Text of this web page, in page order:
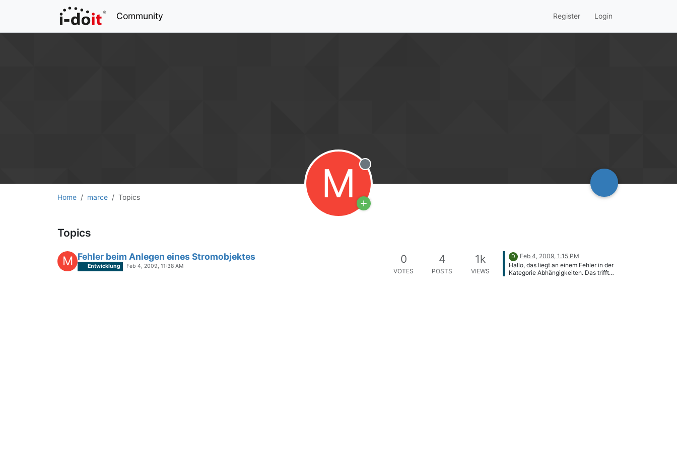
Community Register Login
Home marce Topics M Offline
Topics
M Fehler beim Anlegen eines Stromobjektes
Entwicklung Feb 4, 2009, 11:38 AM
0
VOTES
4
POSTS
1k
VIEWS
D
Feb 4, 2009, 1:15 PM
Hallo, das liegt an einem Fehler in der
Kategorie Abhängigkeiten. Das trifft